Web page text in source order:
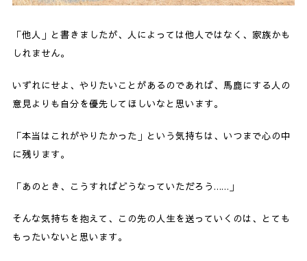
「他人」と書きましたが、人によっては他人ではなく、家族かも
しれません。
いずれにせよ、やりたいことがあるのであれば、馬鹿にする人の
意見よりも自分を優先してほしいなと思います。
「本当はこれがやりたかった」という気持ちは、いつまで心の中
に残ります。
「あのとき、こうすればどうなっていただろう……」
そんな気持ちを抱えて、この先の人生を送っていくのは、とても
もったいないと思います。